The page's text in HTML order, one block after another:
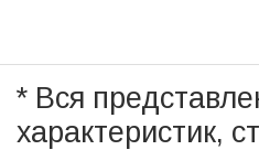
* Вся
характеристик,